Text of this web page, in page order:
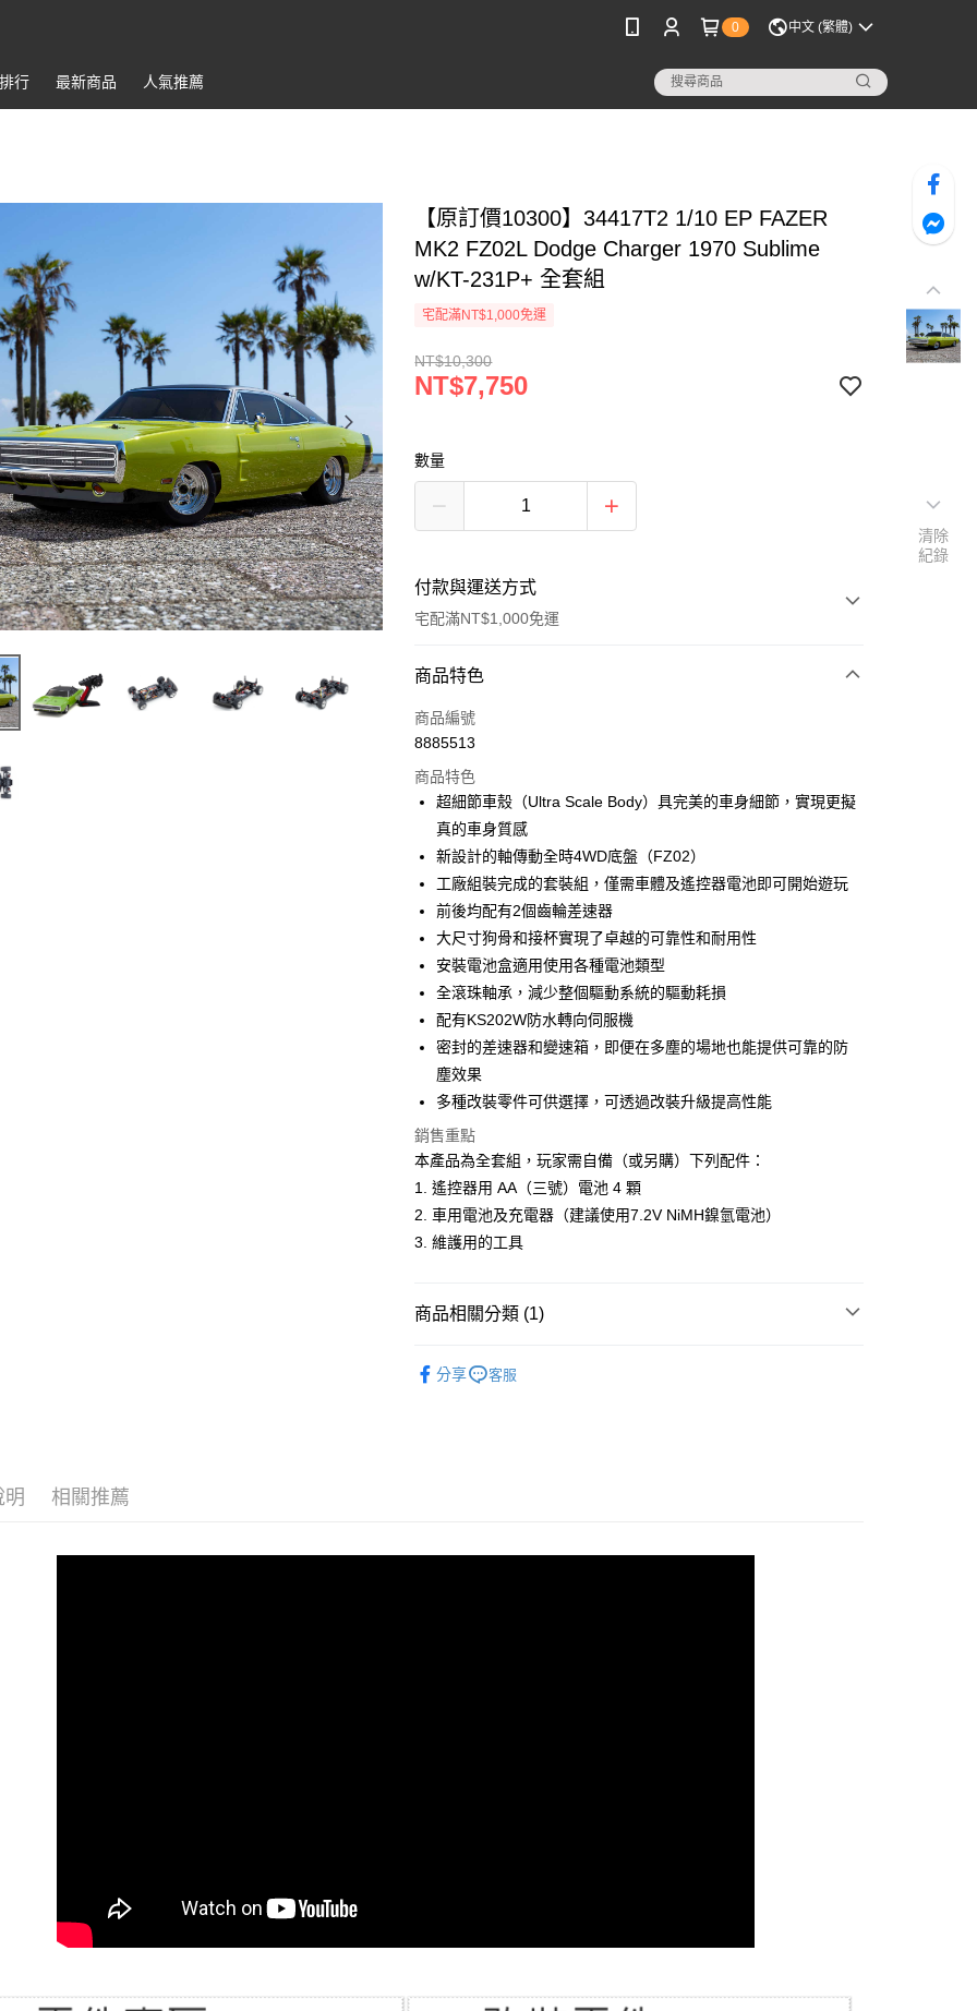
0 中文 (繁體)
行 最新商品 人氣推薦
【原訂價10300】34417T2 1/10 EP FAZER
MK2 FZ02L Dodge Charger 1970 Sublime
w/KT-231P+ 全套組
宅配滿NT$1,000免運
NT$10,300
NT$7,750
數量
付款與運送方式
宅配滿NT$1,000免運
付款方式
信用卡一次付款
3 期 0 利率 每期 21家銀行
合作金庫商業銀行
華南商業銀行
彰化商業銀行
國泰世華商業銀行
兆豐國際商業銀行
臺灣中小企業銀行
匯豐（台灣）商業銀行
華泰商業銀行
聯邦商業銀行
遠東國際商業銀行
元大商業銀行
永豐商業銀行
台新國際商業銀行
台灣樂天信用卡公司
6 期 0 利率 每期
合作金庫商業銀行
第一商業銀行
華南商業銀行
彰化商業銀行
上海商業儲蓄銀行
臺灣中小企業銀行
台中商業銀行
匯豐（台灣）商業銀行
華泰商業銀行
聯邦商業銀行
遠東國際商業銀行
元大商業銀行
玉山商業銀行
星展（台灣）商業銀行
台灣樂天信用卡公司
LINE Pay
Apple Pay
街口支付
悠遊付
Google Pay
全盈+PAY
ATM付款
郵局
每筆NT$30，滿NT$1,000(含以上)免運費
每筆NT$80，滿NT$1,000(含以上)免運費
商品特色
商品編號
8885513
商品特色
超細節車殼（Ultra Scale Body）具完美的車身細節，實現更擬
真的車身質感
新設計的軸傳動全時4WD底盤（FZ02）
工廠組裝完成的套裝組，僅需車體及遙控器電池即可開始遊玩
前後均配有2個齒輪差速器
大尺寸狗骨和接杯實現了卓越的可靠性和耐用性
安裝電池盒適用使用各種電池類型
全滾珠軸承，減少整個驅動系統的驅動耗損
配有KS202W防水轉向伺服機
密封的差速器和變速箱，即便在多塵的場地也能提供可靠的防
塵效果
多種改裝零件可供選擇，可透過改裝升級提高性能
銷售重點
本產品為全套組，玩家需自備（或另購）下列配件：
1. 遙控器用 AA（三號）電池 4 顆
2. 車用電池及充電器（建議使用7.2V NiMH鎳氫電池）
3. 維護用的工具
商品相關分類 (1)
分享
客服
明 相關推薦
清除
紀錄